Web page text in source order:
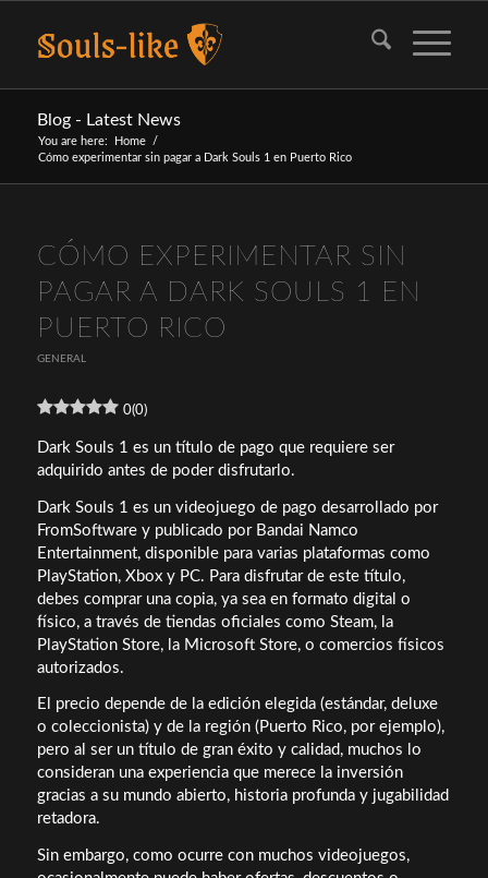
Blog - Latest News
You are here: Home
/
Cómo experimentar sin pagar a Dark Souls 1 en Puerto Rico
CÓMO EXPERIMENTAR SIN
PAGAR A DARK SOULS 1 EN
PUERTO RICO
GENERAL
0(0)
Dark Souls 1 es un título de pago que requiere ser
adquirido antes de poder disfrutarlo.
Dark Souls 1 es un videojuego de pago desarrollado por
FromSoftware y publicado por Bandai Namco
Entertainment, disponible para varias plataformas como
PlayStation, Xbox y PC. Para disfrutar de este título,
debes comprar una copia, ya sea en formato digital o
físico, a través de tiendas oficiales como Steam, la
PlayStation Store, la Microsoft Store, o comercios físicos
autorizados.
El precio depende de la edición elegida (estándar, deluxe
o coleccionista) y de la región (Puerto Rico, por ejemplo),
pero al ser un título de gran éxito y calidad, muchos lo
consideran una experiencia que merece la inversión
gracias a su mundo abierto, historia profunda y jugabilidad
retadora.
Sin embargo, como ocurre con muchos videojuegos,